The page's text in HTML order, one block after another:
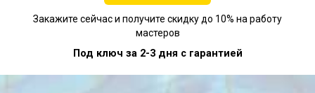
Закажите сейчас и получите скидку до 10% на работу
мастеров
Под ключ за 2-3 дня с гарантией